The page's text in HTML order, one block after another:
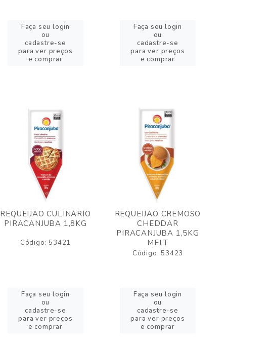
Faça seu login
ou
cadastre-se
para ver preços
e comprar
Faça seu login
ou
cadastre-se
para ver preços
e comprar
REQUEIJAO CULINARIO
PIRACANJUBA 1,8KG
Código: 53421
Faça seu login
ou
cadastre-se
para ver preços
e comprar
REQUEIJAO CREMOSO
CHEDDAR
PIRACANJUBA 1,5KG
MELT
Código: 53423
Faça seu login
ou
cadastre-se
para ver preços
e comprar